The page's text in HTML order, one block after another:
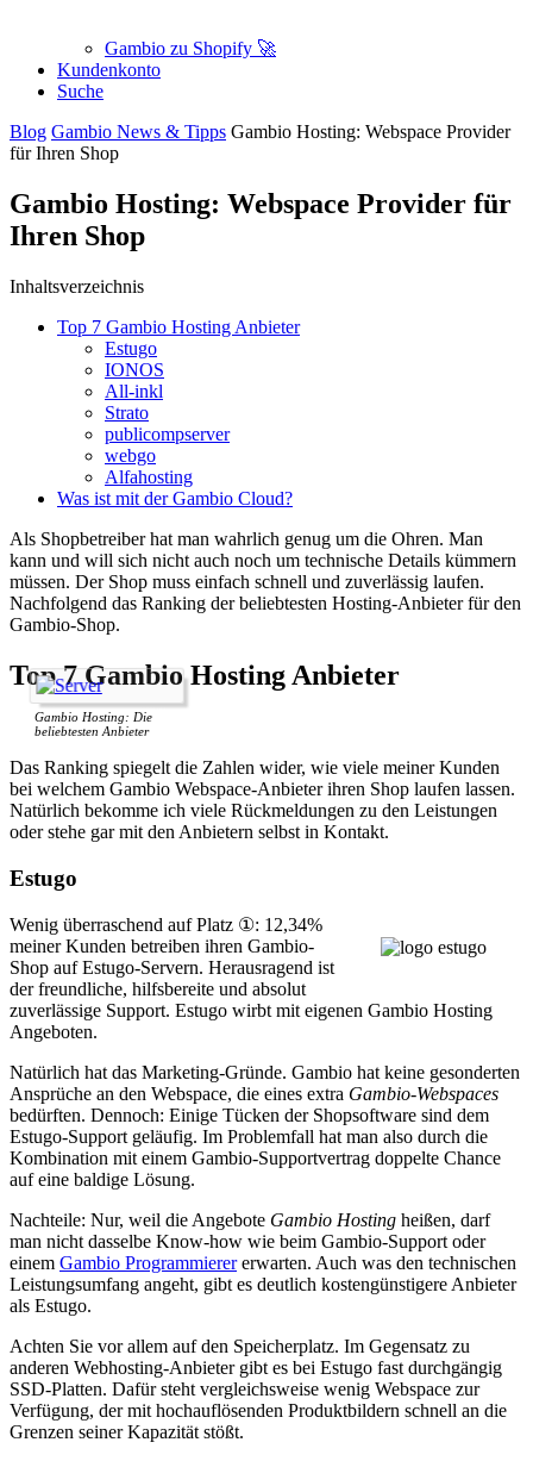
Gambio zu Shopify 🚀
Kundenkonto
Suche
Blog Gambio News & Tipps Gambio Hosting: Webspace Provider
für Ihren Shop
Gambio Hosting: Webspace Provider für
Ihren Shop
Inhaltsverzeichnis
Top 7 Gambio Hosting Anbieter
Estugo
IONOS
All-inkl
Strato
publicompserver
webgo
Alfahosting
Was ist mit der Gambio Cloud?
Als Shopbetreiber hat man wahrlich genug um die Ohren. Man
kann und will sich nicht auch noch um technische Details kümmern
müssen. Der Shop muss einfach schnell und zuverlässig laufen.
Nachfolgend das Ranking der beliebtesten Hosting-Anbieter für den
Gambio-Shop.
Top 7 Gambio Hosting Anbieter
Gambio Hosting: Die
beliebtesten Anbieter
Das Ranking spiegelt die Zahlen wider, wie viele meiner Kunden
bei welchem Gambio Webspace-Anbieter ihren Shop laufen lassen.
Natürlich bekomme ich viele Rückmeldungen zu den Leistungen
oder stehe gar mit den Anbietern selbst in Kontakt.
Estugo
Wenig überraschend auf Platz ①: 12,34%
meiner Kunden betreiben ihren Gambio-
Shop auf Estugo-Servern. Herausragend ist
der freundliche, hilfsbereite und absolut
zuverlässige Support. Estugo wirbt mit eigenen Gambio Hosting
Angeboten.
Natürlich hat das Marketing-Gründe. Gambio hat keine gesonderten
Ansprüche an den Webspace, die eines extra Gambio-Webspaces
bedürften. Dennoch: Einige Tücken der Shopsoftware sind dem
Estugo-Support geläufig. Im Problemfall hat man also durch die
Kombination mit einem Gambio-Supportvertrag doppelte Chance
auf eine baldige Lösung.
Nachteile: Nur, weil die Angebote Gambio Hosting heißen, darf
man nicht dasselbe Know-how wie beim Gambio-Support oder
einem Gambio Programmierererwarten. Auch was den technischen
Leistungsumfang angeht, gibt es deutlich kostengünstigere Anbieter
als Estugo.
Achten Sie vor allem auf den Speicherplatz. Im Gegensatz zu
anderen Webhosting-Anbieter gibt es bei Estugo fast durchgängig
SSD-Platten. Dafür steht vergleichsweise wenig Webspace zur
Verfügung, der mit hochauflösenden Produktbildern schnell an die
Grenzen seiner Kapazität stößt.